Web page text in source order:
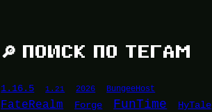
🔎 ПОИСК ПО ТЕГАМ
1.16.5 1.21 2026 BungeeHost
FateRealm Forge FunTime HyTale